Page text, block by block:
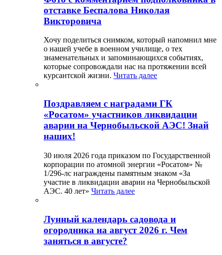
отставке Беспалова Николая
Викторовича
Хочу поделиться снимком, который напомнил мне
о нашей учебе в военном училище, о тех
знаменательных и запоминающихся событиях,
которые сопровождали нас на протяжении всей
курсантской жизни. Читать далее
Поздравляем с наградами ГК
«Росатом» участников ликвидации
аварии на Чернобыльской АЭС! Знай
наших!
30 июля 2026 года приказом по Государственной
корпорации по атомной энергии «Росатом» №
1/296-лс награждены памятным знаком «За
участие в ликвидации аварии на Чернобыльской
АЭС. 40 лет» Читать далее
Лунный календарь садовода и
огородника на август 2026 г. Чем
заняться в августе?